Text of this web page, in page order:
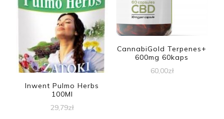
Inwent Pulmo Herbs
100Ml
29,79zł
CannabiGold Terpenes+
600mg 60kaps
60,00zł